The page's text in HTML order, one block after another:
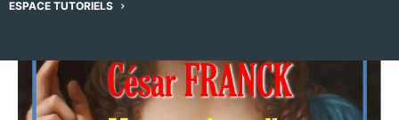
ESPACE TUTORIELS